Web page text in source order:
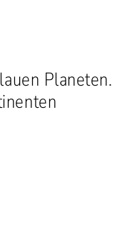
Planeten.